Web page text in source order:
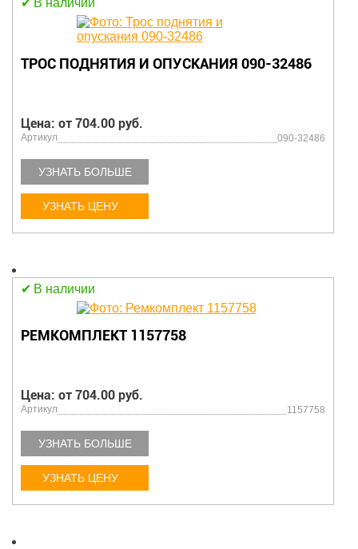
В наличии
ТРОС ПОДНЯТИЯ И ОПУСКАНИЯ 090-32486
Цена: от 704.00 руб.
Артикул 090-32486
УЗНАТЬ БОЛЬШЕ
УЗНАТЬ ЦЕНУ
В наличии
РЕМКОМПЛЕКТ 1157758
Цена: от 704.00 руб.
Артикул 1157758
УЗНАТЬ БОЛЬШЕ
УЗНАТЬ ЦЕНУ